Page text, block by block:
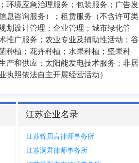
环境应急治理服务；包装服务；广告发
息咨询服务）；租赁服务（不含许可类
划设计管理；企业管理；城市绿化管
推广服务；农业专业及辅助性活动；谷
种植；花卉种植；水果种植；坚果种
产和供应；太阳能发电技术服务；非居
执照依法自主开展经营活动）
江苏企业名录
江苏锦贝言律师事务所
江苏澜君律师事务所